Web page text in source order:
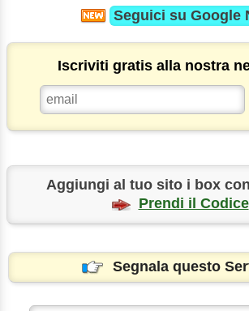
Seguici su Google
Iscriviti gratis alla nostra
Aggiungi al tuo sito i box
Prendi il Codice
Segnala questo